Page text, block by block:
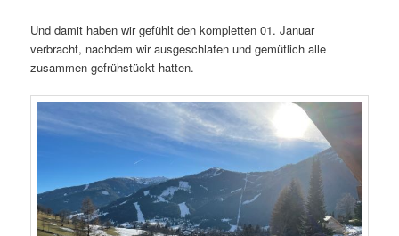
Und damit haben wir gefühlt den kompletten 01. Januar
verbracht, nachdem wir ausgeschlafen und gemütlich alle
zusammen gefrühstückt hatten.